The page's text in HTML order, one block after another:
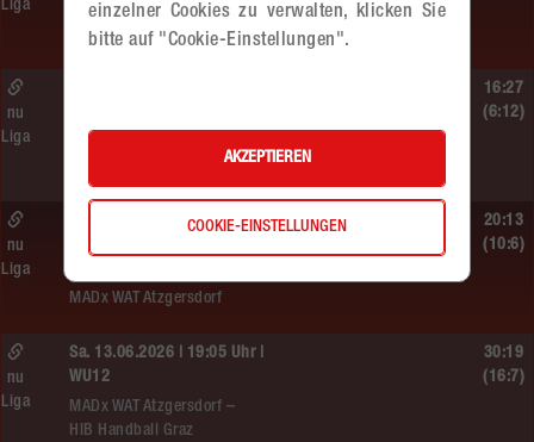
Sportunion DIE FALKEN St. Pölten –
MADx WAT Atzgersdorf
Liga
nu
Liga
16:27
(6:12)
So. 14.06.2026 | 10:30 Uhr |
SC HIT/UHC Absam –
MADx WAT Atzgersdorf
nu
Liga
20:13
(10:6)
Sa. 13.06.2026 | 19:05 Uhr |
WU12
MADx WAT Atzgersdorf –
HIB Handball Graz
nu
Liga
30:19
(16:7)
einzelner Cookies zu verwalten, klicken Sie
bitte auf "Cookie-Einstellungen".
AKZEPTIEREN
COOKIE-EINSTELLUNGEN